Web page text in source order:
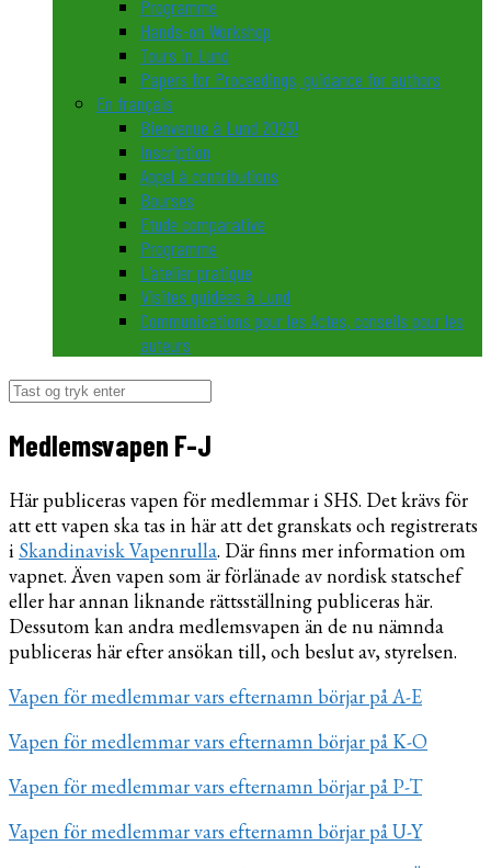
Programme
Hands-on Workshop
Tours in Lund
Papers for Proceedings, guidance for authors
En français
Bienvenue à Lund 2023!
Inscription
Appel à contributions
Bourses
Etude comparative
Programme
L’atelier pratique
Visites guidées à Lund
Communications pour les Actes, conseils pour les
auteurs
Søg
Medlemsvapen F-J
Här publiceras vapen för medlemmar i SHS. Det krävs för
att ett vapen ska tas in här att det granskats och registrerats
i Skandinavisk Vapenrulla. Där finns mer information om
vapnet. Även vapen som är förlänade av nordisk statschef
eller har annan liknande rättsställning publiceras här.
Dessutom kan andra medlemsvapen än de nu nämnda
publiceras här efter ansökan till, och beslut av, styrelsen.
Vapen för medlemmar vars efternamn börjar på A-E
Vapen för medlemmar vars efternamn börjar på K-O
Vapen för medlemmar vars efternamn börjar på P-T
Vapen för medlemmar vars efternamn börjar på U-Y